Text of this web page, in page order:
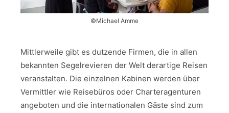
©Michael Amme
Mittlerweile gibt es dutzende Firmen, die in allen
bekannten Segelrevieren der Welt derartige Reisen
veranstalten. Die einzelnen Kabinen werden über
Vermittler wie Reisebüros oder Charteragenturen
angeboten und die internationalen Gäste sind zum